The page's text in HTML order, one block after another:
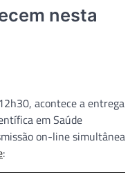
nesta
acontece a entrega
em Saúde
on-line simultânea
: